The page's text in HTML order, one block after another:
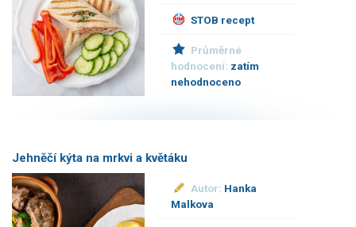
STOB recept
Průměrné
hodnocení: zatím
nehodnoceno
Jehněčí kýta na mrkvi a květáku
Autor: Hanka
Malkova